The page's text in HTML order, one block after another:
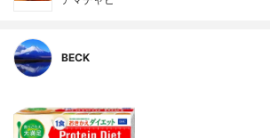
BECK